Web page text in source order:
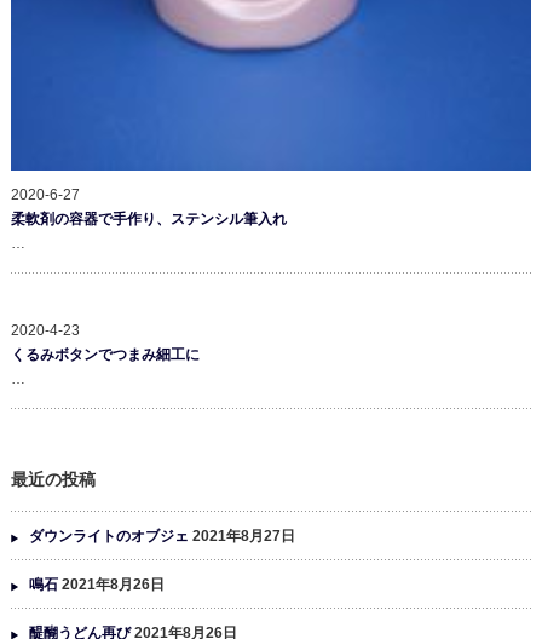
2020-6-27
柔軟剤の容器で手作り、ステンシル筆入れ
…
2020-4-23
くるみボタンでつまみ細工に
…
最近の投稿
ダウンライトのオブジェ 2021年8月27日
鳴石 2021年8月26日
醍醐うどん再び 2021年8月26日